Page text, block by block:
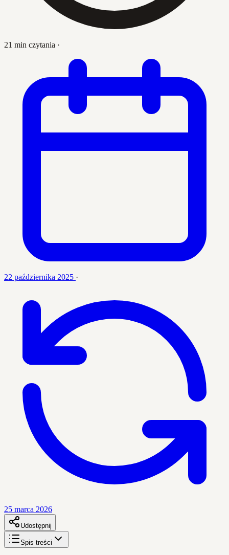
21 min czytania ·
22 października 2025 ·
25 marca 2026
Udostępnij
Spis treści